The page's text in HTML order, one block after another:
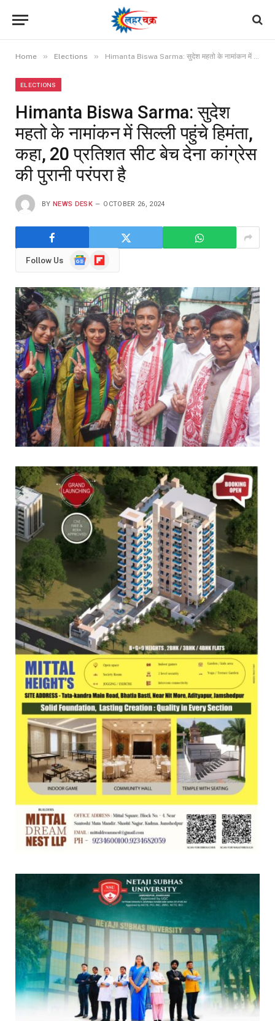
Home » Elections » Himanta Biswa Sarma: सुदेश महतो के नामांकन में सिल्ली पहुंचे हिमंता, कहा, 20 प्रतिशत सीट बेच देना कांग्रेस की पुरानी परंपरा है
ELECTIONS
Himanta Biswa Sarma: सुदेश
महतो के नामांकन में सिल्ली पहुंचे हिमंता,
कहा, 20 प्रतिशत सीट बेच देना कांग्रेस
की पुरानी परंपरा है
BY NEWS DESK OCTOBER 26, 2024
Follow Us
GoogleFlipboard